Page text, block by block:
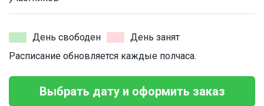
День свободен
День занят
Расписание обновляется каждые полчаса.
Выбрать дату и оформить заказ